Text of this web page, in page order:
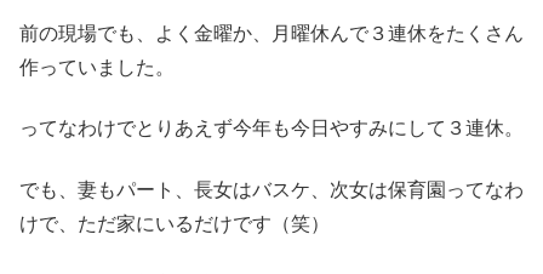
前の現場でも、よく金曜か、月曜休んで３連休をたくさん
作っていました。
ってなわけでとりあえず今年も今日やすみにして３連休。
でも、妻もパート、長女はバスケ、次女は保育園ってなわ
けで、ただ家にいるだけです（笑）